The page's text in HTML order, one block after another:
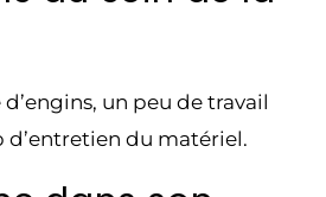
un peu de travail
du matériel.